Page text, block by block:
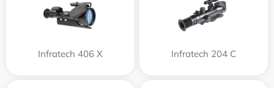
Infratech 406 Х Infratech 204 С